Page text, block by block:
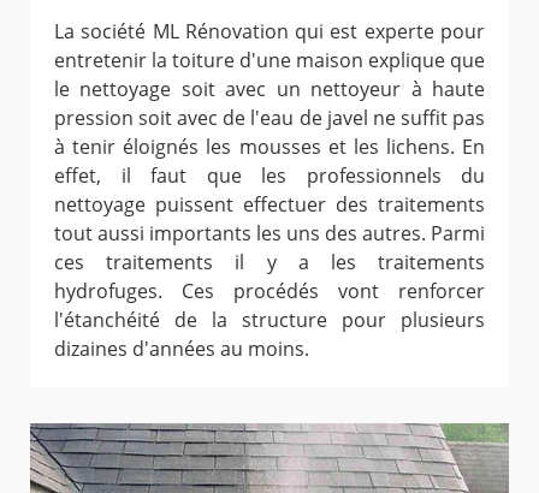
La société ML Rénovation qui est experte pour
entretenir la toiture d'une maison explique que
le nettoyage soit avec un nettoyeur à haute
pression soit avec de l'eau de javel ne suffit pas
à tenir éloignés les mousses et les lichens. En
effet, il faut que les professionnels du
nettoyage puissent effectuer des traitements
tout aussi importants les uns des autres. Parmi
ces traitements il y a les traitements
hydrofuges. Ces procédés vont renforcer
l'étanchéité de la structure pour plusieurs
dizaines d'années au moins.